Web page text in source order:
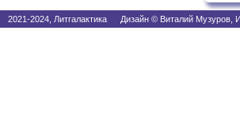
2021-2024, Литгалактика Дизайн © Виталий